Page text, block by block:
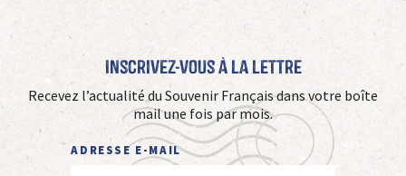
Inscrivez-vous à La Lettre
Recevez l’actualité du Souvenir Français dans votre boîte
mail une fois par mois.
ADRESSE E-MAIL